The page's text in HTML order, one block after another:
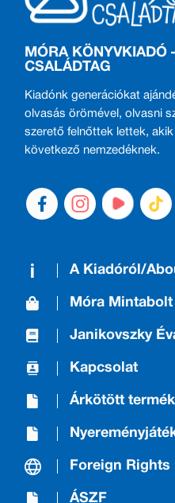
MÓRA KÖNYVKIADÓ
CSALÁDTAG
Kiadónk generációkat
olvasás örömével, olvasni
szerető felnőttek lettek,
következő nemzedéknek.
A Kiadóról/
Móra Mintabolt
Janikovszky
Kapcsolat
Árkötött
Foreign Rights
ÁSZF